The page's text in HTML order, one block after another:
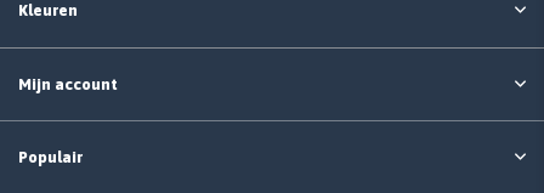
Kleuren
Mijn account
Populair